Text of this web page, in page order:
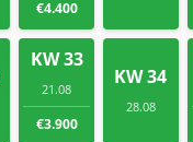
€4.400
KW 33
21.08
€3.900
KW 34
28.08